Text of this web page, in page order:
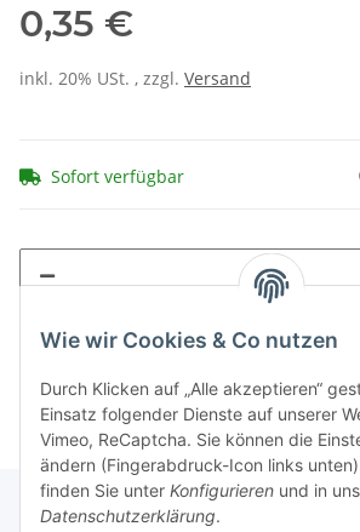
Wie wir Cookies & Co nutzen
Durch Klicken auf „Alle akzeptieren“
Einsatz folgender Dienste auf unserer
Vimeo, ReCaptcha. Sie können die
ändern (Fingerabdruck-Icon links
finden Sie unter Konfigurieren und in
Datenschutzerklärung.
0,35 €
inkl. 20% USt. , zzgl. Versand
Sofort verfügbar